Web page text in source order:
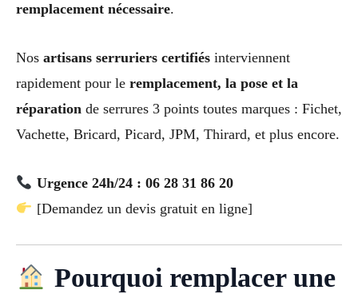
remplacement nécessaire.
Nos artisans serruriers certifiés interviennent
rapidement pour le remplacement, la pose et la
réparation de serrures 3 points toutes marques : Fichet,
Vachette, Bricard, Picard, JPM, Thirard, et plus encore.
Urgence 24h/24 : 06 28 31 86 20
[Demandez un devis gratuit en ligne]
Pourquoi remplacer une